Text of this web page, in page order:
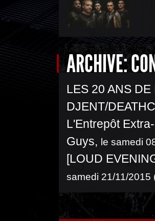
ARCHIVE:
LES 20 ANS
DJENT/
L'Entrepôt
Guys, le samedi
[LOUD
samedi 21/11/2015